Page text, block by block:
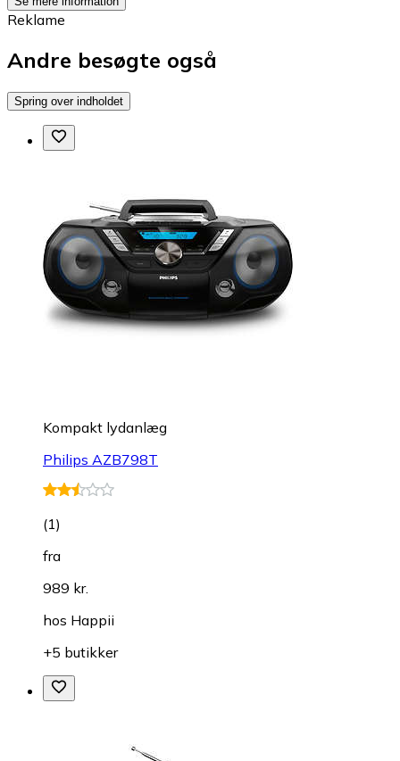
Reklame
Andre besøgte også
Spring over indholdet
Kompakt lydanlæg
Philips AZB798T
(1)
fra
989 kr.
hos Happii
+5 butikker